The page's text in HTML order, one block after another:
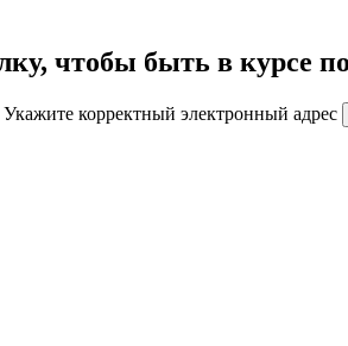
чтобы быть в курсе
Укажите корректный электронный адрес